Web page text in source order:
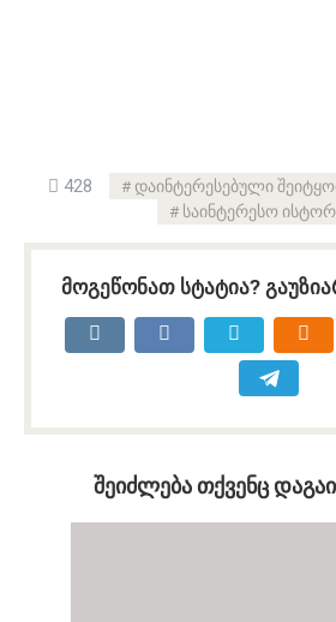
428 დაინტერესებული
საინტერესო
მოგეწონათ სტატია?
შეიძლება თქვენც